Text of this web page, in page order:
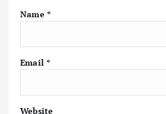
Name *
Email *
Website